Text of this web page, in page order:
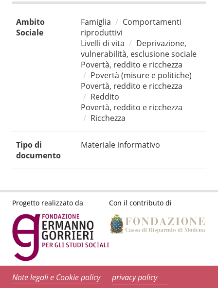
Ambito
Sociale
Famiglia
Comportamenti
riproduttivi
Livelli di vita
Deprivazione,
vulnerabilità, esclusione sociale
Povertà, reddito e ricchezza
Povertà (misure e politiche)
Povertà, reddito e ricchezza
Reddito
Povertà, reddito e ricchezza
Ricchezza
Tipo di
documento
Materiale informativo
Progetto realizzato da Con il contributo di
Note legali e Cookie policy privacy policy